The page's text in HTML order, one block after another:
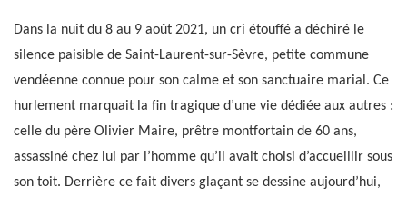
Dans la nuit du 8 au 9 août 2021, un cri étouffé a déchiré le
silence paisible de Saint-Laurent-sur-Sèvre, petite commune
vendéenne connue pour son calme et son sanctuaire marial. Ce
hurlement marquait la fin tragique d’une vie dédiée aux autres :
celle du père Olivier Maire, prêtre montfortain de 60 ans,
assassiné chez lui par l’homme qu’il avait choisi d’accueillir sous
son toit. Derrière ce fait divers glaçant se dessine aujourd’hui,